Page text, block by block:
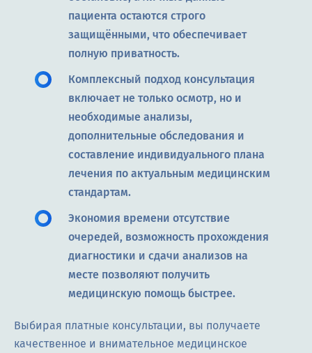
пациента остаются строго
защищёнными, что обеспечивает
полную приватность.
Комплексный подход консультация
включает не только осмотр, но и
необходимые анализы,
дополнительные обследования и
составление индивидуального плана
лечения по актуальным медицинским
стандартам.
Экономия времени отсутствие
очередей, возможность прохождения
диагностики и сдачи анализов на
месте позволяют получить
медицинскую помощь быстрее.
Выбирая платные консультации, вы получаете
качественное и внимательное медицинское